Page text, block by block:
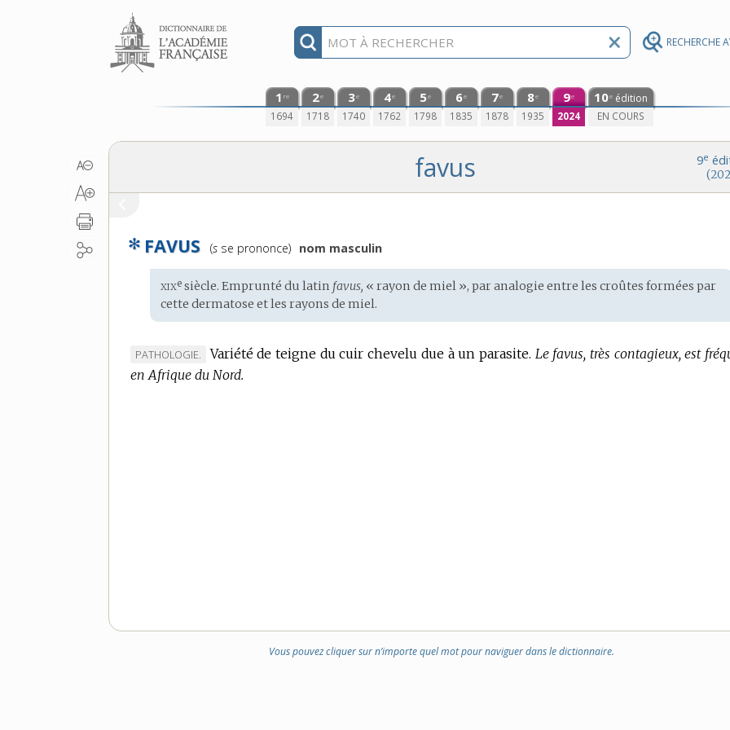
RECHERCHE
Aller au contenu
1 re
1694
2e
1718
3e
1740
4e
1762
5e
1798
6e
1835
7e
1878
8e
1935
9e
2024
10e édition
EN COURS
9e
favus
✻ FAVUS
Prononciation
(s se prononce) nom masculin
Étymologie
:
xixe siècle. Emprunté dulatin favus, « rayon de miel », par analogie entre les croûtes formées par
cette dermatose et les rayons de miel.
MARQUE
DE
PATHOLOGIE. Variété de teigne du cuir chevelu due à un parasite. Le favus, très contagieux, est
en Afrique du Nord.
Vous pouvez cliquer sur n’importe quel mot pour naviguer dans le dictionnaire.